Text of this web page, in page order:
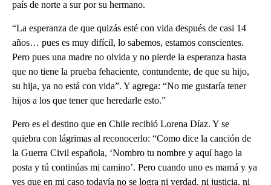
país de norte a sur por su hermano.
“La esperanza de que quizás esté con vida después de casi 14
años… pues es muy difícil, lo sabemos, estamos conscientes.
Pero pues una madre no olvida y no pierde la esperanza hasta
que no tiene la prueba fehaciente, contundente, de que su hijo,
su hija, ya no está con vida”. Y agrega: “No me gustaría tener
hijos a los que tener que heredarle esto.”
Pero es el destino que en Chile recibió Lorena Díaz. Y se
quiebra con lágrimas al reconocerlo: “Como dice la canción de
la Guerra Civil española, ‘Nombro tu nombre y aquí hago la
posta y tú continúas mi camino’. Pero cuando uno es mamá y ya
ves que en mi caso todavía no se logra ni verdad, ni justicia, ni